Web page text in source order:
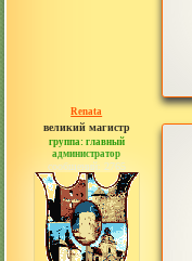
Renata
великий магистр
группа: главный
администратор
сообщений: 2765